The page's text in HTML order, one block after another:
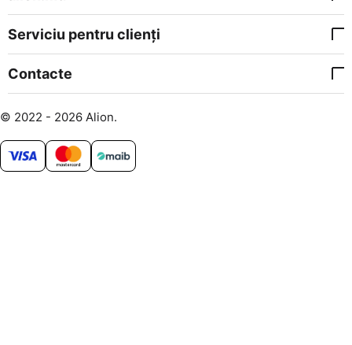
Serviciu pentru clienți
Contacte
© 2022 - 2026 Alion.